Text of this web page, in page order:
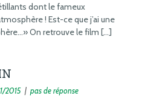
dont le fameux
! Est-ce que j’ai une
On retrouve le film […]
2015 | pas de réponse